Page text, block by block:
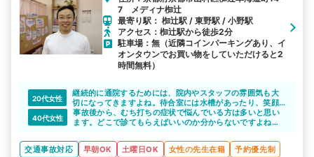
7 メディナ椥辻
最寄り駅： 椥辻駅 / 東野駅 / 小野駅
アクセス：椥辻駅から徒歩2分
駐車場：無（近隣コインパーキングあり、イ
オンタウンでお買い物をしていただけると2
時間無料）
20代女性
継続的に通院するためには、院内やスタッフの雰囲気も大
切になってきますよね。待合室には水槽があったり、笑顔
の絶えないスタッフが迎えてくれるのでリラックスして施
術を受けられると思います。
40代女性
事故後から、むち打ちの症状で悩んでいる方は多いと思い
ます。どこで診てもらえばいいのか分からないですよね。
ので安心して通院できると思います。椥辻駅から徒歩1分な
ので楽に通えますね。
交通事故対応 早朝OK 土曜日OK 女性の先生在籍
予約優先制